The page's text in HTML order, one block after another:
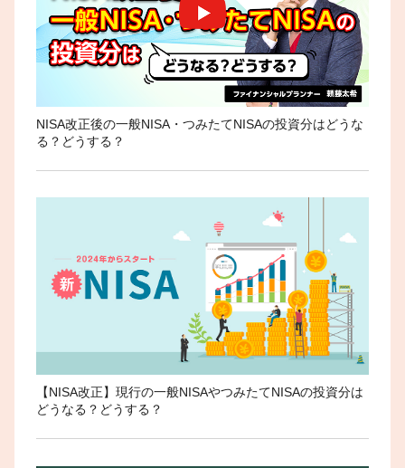
NISA改正後の一般NISA・つみたてNISAの投資分はどうな
る？どうする？
【NISA改正】現行の一般NISAやつみたてNISAの投資分は
どうなる？どうする？